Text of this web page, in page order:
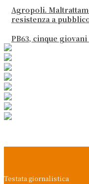
Agropoli.
resistenza a
PB63, cinque
Testata giornalistica